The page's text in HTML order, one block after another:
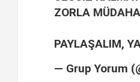
ZORLA
PAYLAŞALIM,
— Grup Yorum